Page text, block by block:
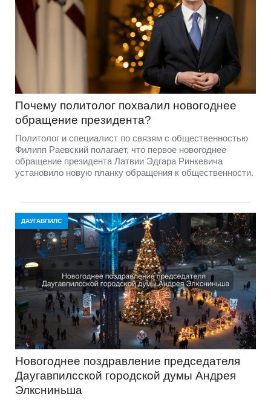
Почему политолог похвалил новогоднее
обращение президента?
Политолог и специалист по связям с общественностью
Филипп Раевский полагает, что первое новогоднее
обращение президента Латвии Эдгара Ринкевича
установило новую планку обращения к общественности.
ДАУГАВПИЛС
Новогоднее поздравление председателя
Даугавпилсской городской думы Андрея
Элксниньша